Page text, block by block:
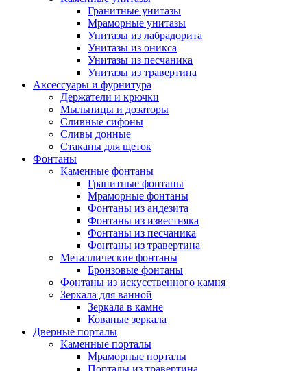
Гранитные унитазы
Мраморные унитазы
Унитазы из лабрадорита
Унитазы из оникса
Унитазы из песчаника
Унитазы из травертина
Аксессуары и фурнитура
Держатели и крючки
Мыльницы и дозаторы
Сливные сифоны
Сливы донные
Стаканы для щеток
Фонтаны
Каменные фонтаны
Гранитные фонтаны
Мраморные фонтаны
Фонтаны из андезита
Фонтаны из известняка
Фонтаны из песчаника
Фонтаны из травертина
Металлические фонтаны
Бронзовые фонтаны
Фонтаны из искусственного камня
Зеркала для ванной
Зеркала в камне
Кованые зеркала
Дверные порталы
Каменные порталы
Мраморные порталы
Порталы из травертина